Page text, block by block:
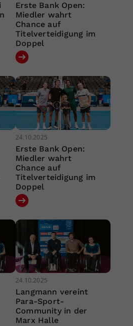
Erste Bank Open:
Miedler wahrt
Chance auf
Titelverteidigung im
Doppel
24.10.2025
Erste Bank Open:
Miedler wahrt
Chance auf
Titelverteidigung im
Doppel
24.10.2025
Langmann vereint
Para-Sport-
Community in der
Marx Halle